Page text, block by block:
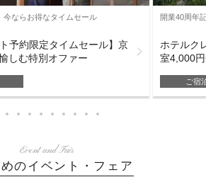
今ならお得なタイムセール
ト予約限定タイムセール】京
しむ特別オファー
開業40周年
ホテルク
室4,000
ご宿
Event and Fair
のイベント・フェア